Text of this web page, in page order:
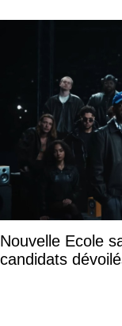
Nouvelle Ecole
candidats